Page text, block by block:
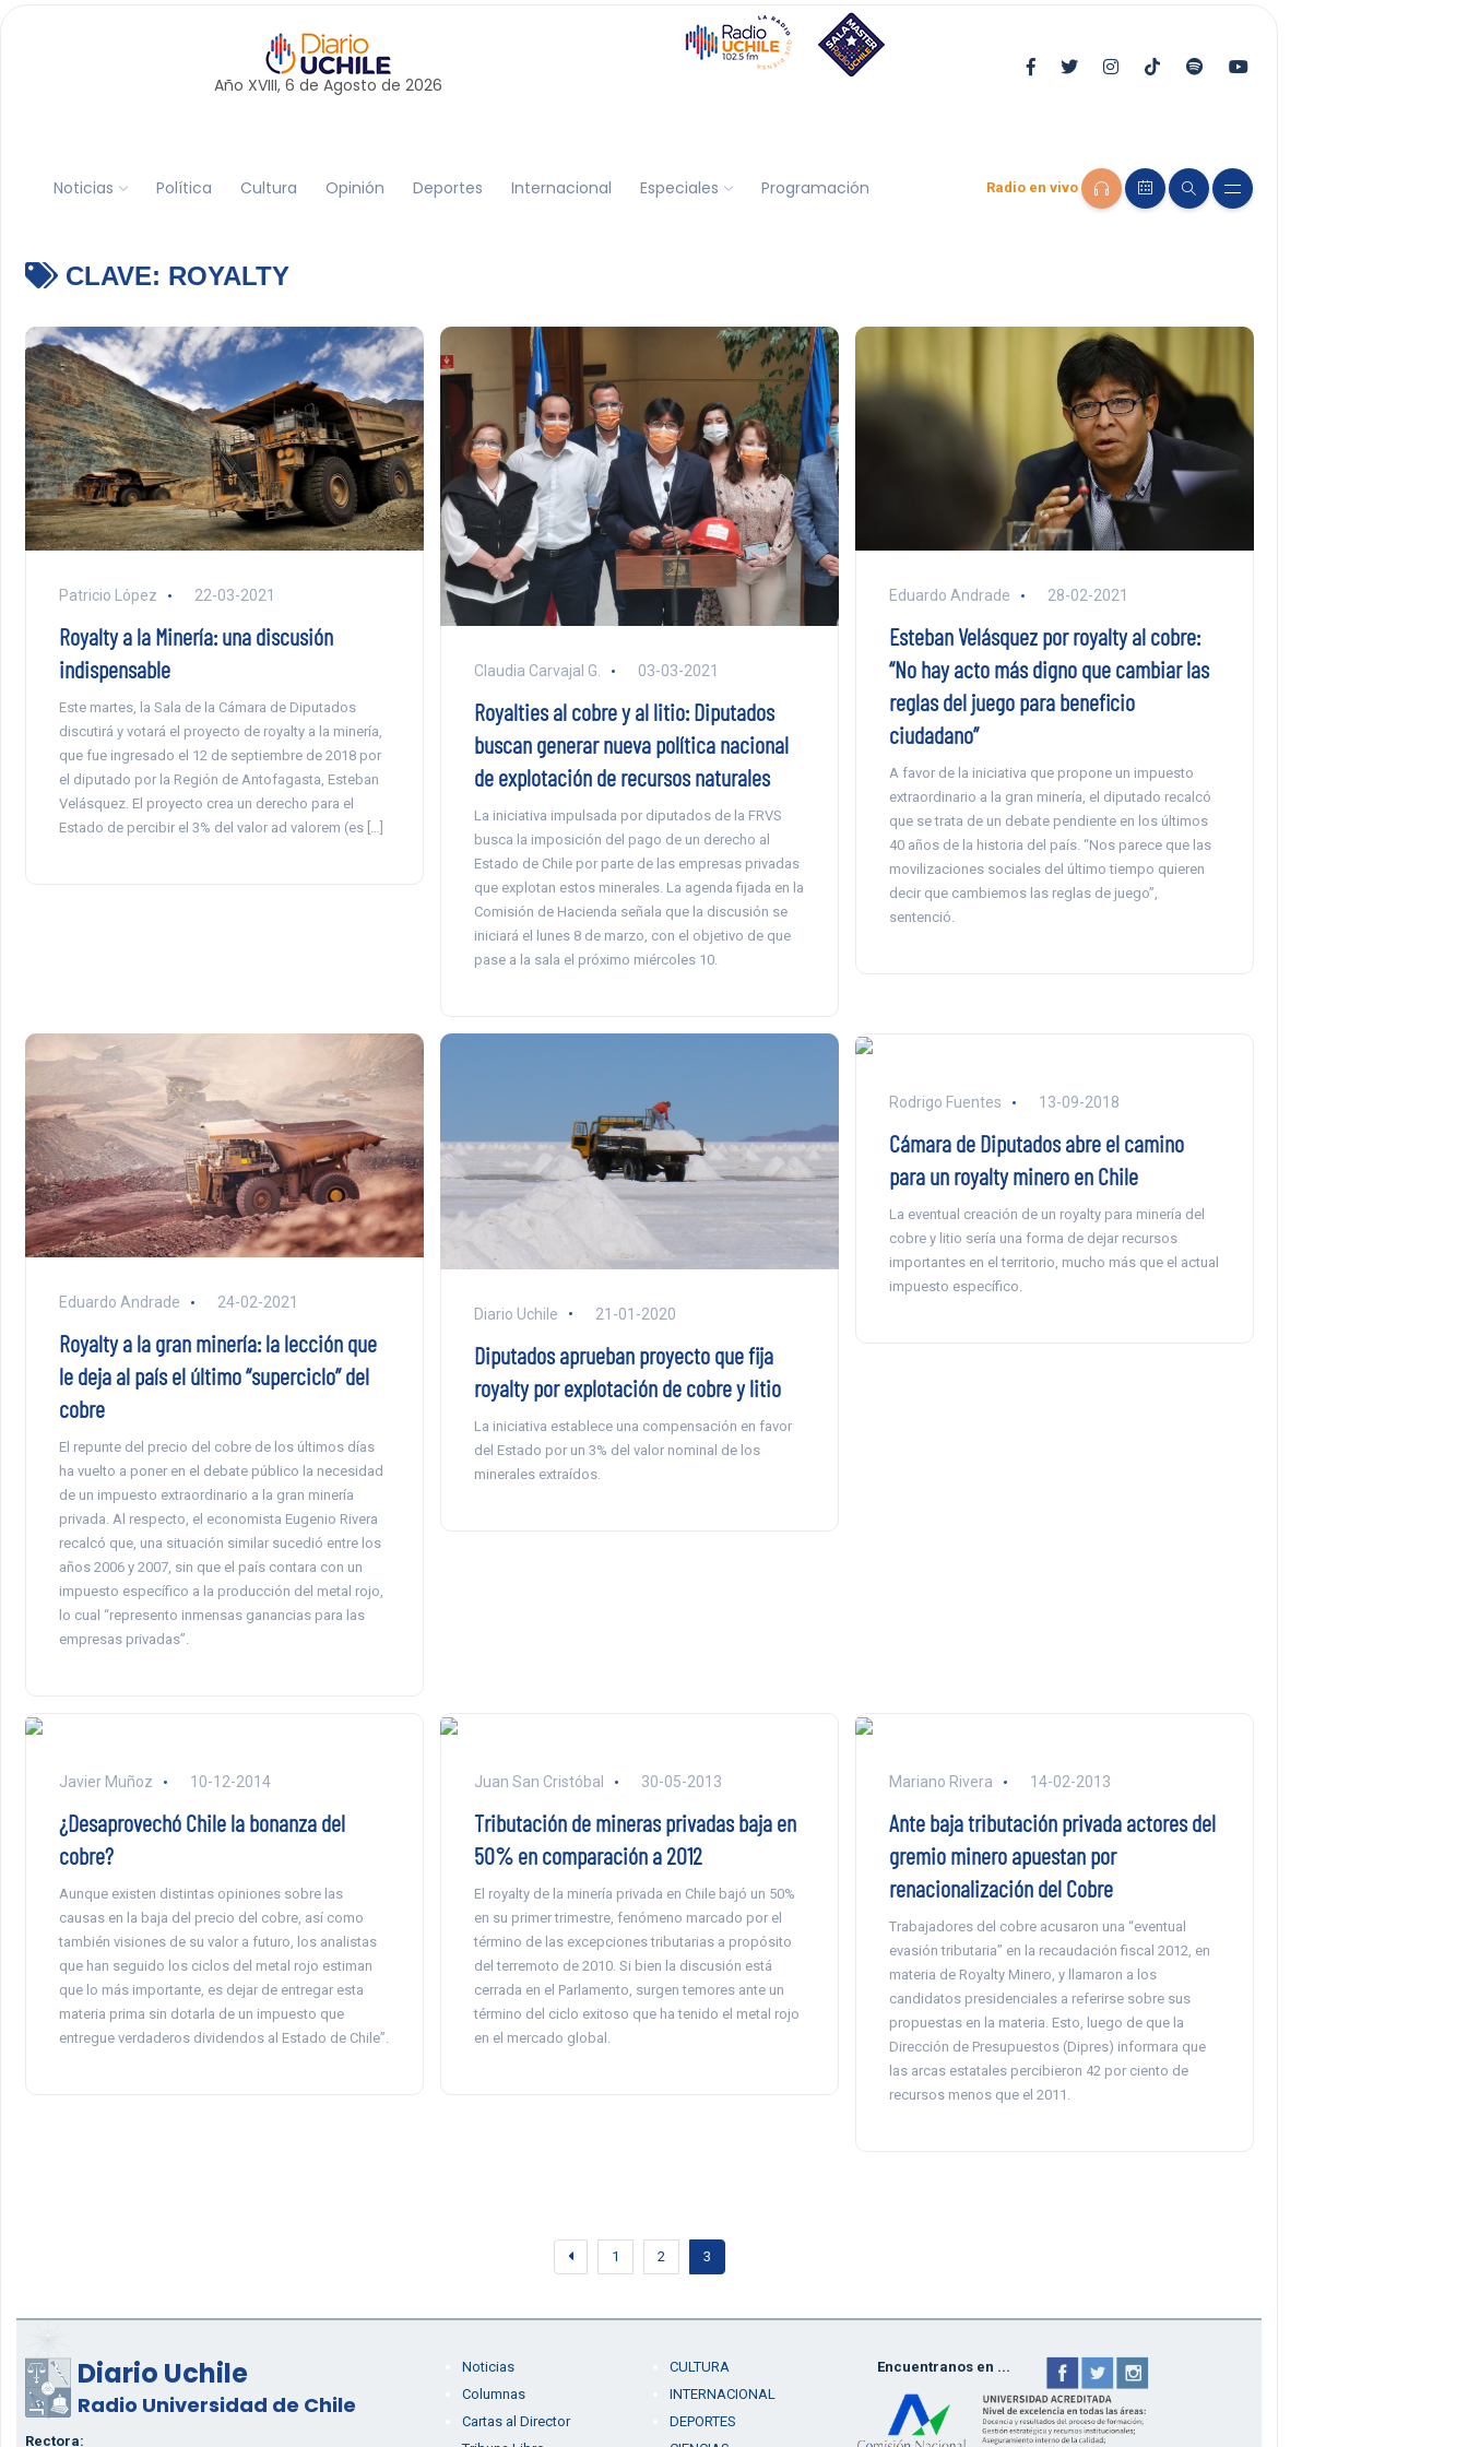
Año XVIII, 6 de Agosto de 2026
Noticias Política Cultura Opinión Deportes Internacional Especiales Programación Radio en vivo
CLAVE: ROYALTY
Patricio López 22-03-2021
Royalty a la Minería: una discusión
indispensable
Este martes, la Sala de la Cámara de Diputados
discutirá y votará el proyecto de royalty a la minería,
que fue ingresado el 12 de septiembre de 2018 por
el diputado por la Región de Antofagasta, Esteban
Velásquez. El proyecto crea un derecho para el
Estado de percibir el 3% del valor ad valorem (es […]
Claudia Carvajal G. 03-03-2021
Royalties al cobre y al litio: Diputados
buscan generar nueva política nacional
de explotación de recursos naturales
La iniciativa impulsada por diputados de la FRVS
busca la imposición del pago de un derecho al
Estado de Chile por parte de las empresas privadas
que explotan estos minerales. La agenda fijada en la
Comisión de Hacienda señala que la discusión se
iniciará el lunes 8 de marzo, con el objetivo de que
pase a la sala el próximo miércoles 10.
Eduardo Andrade 28-02-2021
Esteban Velásquez por royalty al cobre:
“No hay acto más digno que cambiar las
reglas del juego para beneficio
ciudadano”
A favor de la iniciativa que propone un impuesto
extraordinario a la gran minería, el diputado recalcó
que se trata de un debate pendiente en los últimos
40 años de la historia del país. “Nos parece que las
movilizaciones sociales del último tiempo quieren
decir que cambiemos las reglas de juego”,
sentenció.
Eduardo Andrade 24-02-2021
Royalty a la gran minería: la lección que
le deja al país el último “superciclo” del
cobre
El repunte del precio del cobre de los últimos días
ha vuelto a poner en el debate público la necesidad
de un impuesto extraordinario a la gran minería
privada. Al respecto, el economista Eugenio Rivera
recalcó que, una situación similar sucedió entre los
años 2006 y 2007, sin que el país contara con un
impuesto específico a la producción del metal rojo,
lo cual “represento inmensas ganancias para las
empresas privadas”.
Diario Uchile 21-01-2020
Diputados aprueban proyecto que fija
royalty por explotación de cobre y litio
La iniciativa establece una compensación en favor
del Estado por un 3% del valor nominal de los
minerales extraídos.
Rodrigo Fuentes 13-09-2018
Cámara de Diputados abre el camino
para un royalty minero en Chile
La eventual creación de un royalty para minería del
cobre y litio sería una forma de dejar recursos
importantes en el territorio, mucho más que el actual
impuesto específico.
Javier Muñoz 10-12-2014
¿Desaprovechó Chile la bonanza del
cobre?
Aunque existen distintas opiniones sobre las
causas en la baja del precio del cobre, así como
también visiones de su valor a futuro, los analistas
que han seguido los ciclos del metal rojo estiman
que lo más importante, es dejar de entregar esta
materia prima sin dotarla de un impuesto que
entregue verdaderos dividendos al Estado de Chile”.
Juan San Cristóbal 30-05-2013
Tributación de mineras privadas baja en
50% en comparación a 2012
El royalty de la minería privada en Chile bajó un 50%
en su primer trimestre, fenómeno marcado por el
término de las excepciones tributarias a propósito
del terremoto de 2010. Si bien la discusión está
cerrada en el Parlamento, surgen temores ante un
término del ciclo exitoso que ha tenido el metal rojo
en el mercado global.
Mariano Rivera 14-02-2013
Ante baja tributación privada actores del
gremio minero apuestan por
renacionalización del Cobre
Trabajadores del cobre acusaron una “eventual
evasión tributaria” en la recaudación fiscal 2012, en
materia de Royalty Minero, y llamaron a los
candidatos presidenciales a referirse sobre sus
propuestas en la materia. Esto, luego de que la
Dirección de Presupuestos (Dipres) informara que
las arcas estatales percibieron 42 por ciento de
recursos menos que el 2011.
1 2 3
Diario Uchile
Radio Universidad de Chile
Rectora:
Noticias
Columnas
Cartas al Director
CULTURA
INTERNACIONAL
DEPORTES
Encuentranos en ...